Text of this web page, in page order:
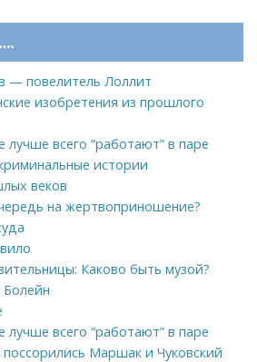
— повелитель Лоллит
изобретения из прошлого
всего “работают” в паре
истории
веков
на жертвоприношение?
Каково быть музой?
всего “работают” в паре
поссорились Маршак и Чуковский